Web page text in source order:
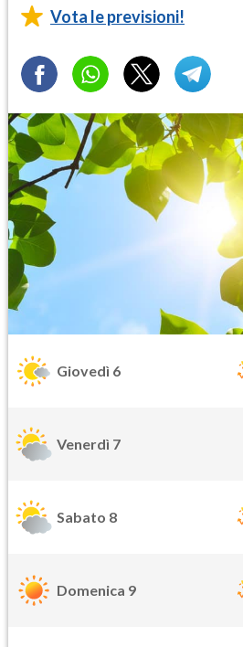
Vota le previsioni!
Giovedì 6
Venerdì 7
Sabato 8
Domenica 9